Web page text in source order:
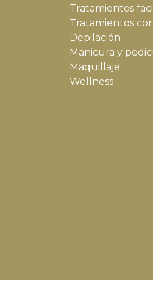
Tratamientos
Tratamientos
Depilación
Manicura y
Maquillaje
Wellness